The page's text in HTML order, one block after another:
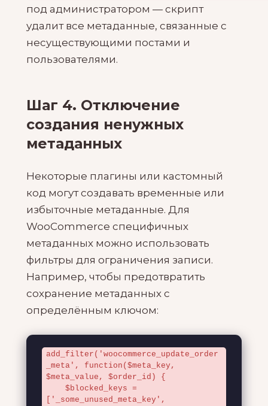
под администратором — скрипт
удалит все метаданные, связанные с
несуществующими постами и
пользователями.
Шаг 4. Отключение
создания ненужных
метаданных
Некоторые плагины или кастомный
код могут создавать временные или
избыточные метаданные. Для
WooCommerce специфичных
метаданных можно использовать
фильтры для ограничения записи.
Например, чтобы предотвратить
сохранение метаданных с
определённым ключом:
add_filter('woocommerce_update_order
_meta', function($meta_key,
$meta_value, $order_id) {
['_some_unused_meta_key',